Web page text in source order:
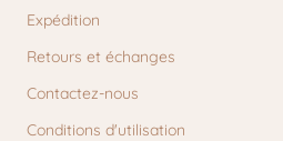
Expédition
Retours et échanges
Contactez-nous
Conditions d'utilisation